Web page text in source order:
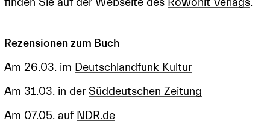
Rezensionen zum Buch
Am 26.03. im Deutschlandfunk Kultur
Am 31.03. in der Süddeutschen Zeitung
Am 07.05. auf NDR.de